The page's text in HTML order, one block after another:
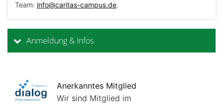
Team: info@caritas-campus.de.
Anmeldung & Infos
Anerkanntes Mitglied
Wir sind Mitglied im